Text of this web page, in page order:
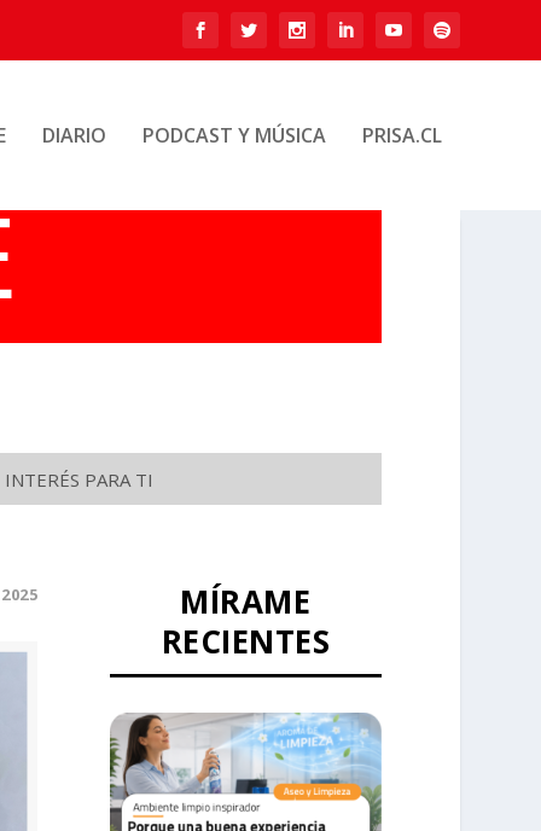
DIARIO PODCAST Y MÚSICA PRISA.CL
PARA TI
MÍRAME
RECIENTES